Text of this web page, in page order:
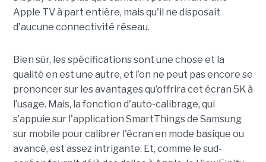
Apple TV à part entière, mais qu'il ne disposait
d'aucune connectivité réseau.
Bien sûr, les spécifications sont une chose et la
qualité en est une autre, et l’on ne peut pas encore se
prononcer sur les avantages qu’offrira cet écran 5K à
l’usage. Mais, la fonction d'auto-calibrage, qui
s’appuie sur l'application SmartThings de Samsung
sur mobile pour calibrer l'écran en mode basique ou
avancé, est assez intrigante. Et, comme le sud-